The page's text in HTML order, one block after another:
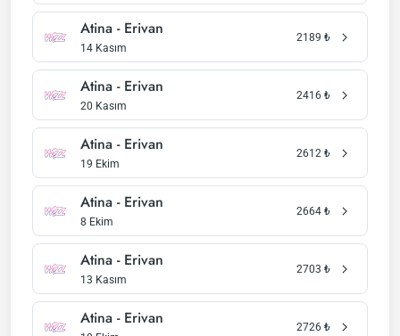
Atina - Erivan
14 Kasım
2189 ₺
Atina - Erivan
20 Kasım
2416 ₺
Atina - Erivan
19 Ekim
2612 ₺
Atina - Erivan
8 Ekim
2664 ₺
Atina - Erivan
13 Kasım
2703 ₺
Atina - Erivan 2726 ₺